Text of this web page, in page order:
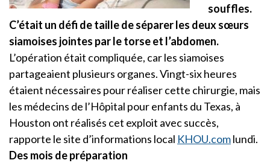
souffles.
C’était un défi de taille de séparer les deux sœurs
siamoises jointes par le torse et l’abdomen.
L’opération était compliquée, car les siamoises
partageaient plusieurs organes. Vingt-six heures
étaient nécessaires pour réaliser cette chirurgie, mais
les médecins de l’Hôpital pour enfants du Texas, à
Houston ont réalisés cet exploit avec succès,
rapporte le site d’informations local KHOU.comlundi.
Des mois de préparation